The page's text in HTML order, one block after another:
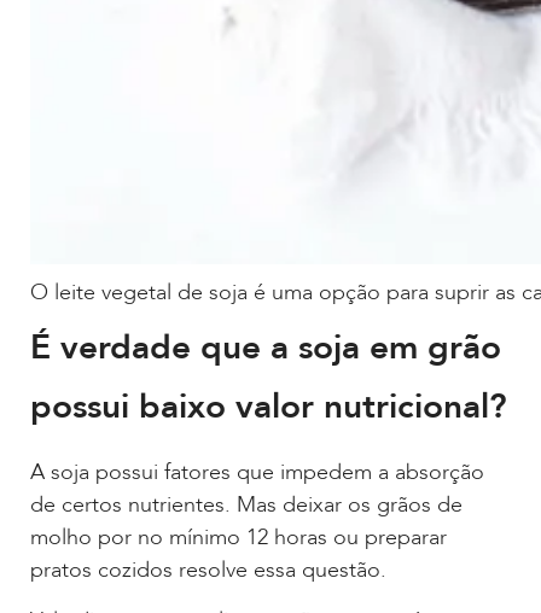
O leite vegetal de soja é uma opção para suprir as
É verdade que a soja em grão
possui baixo valor nutricional?
A soja possui fatores que impedem a absorção
de certos nutrientes. Mas deixar os grãos de
molho por no mínimo 12 horas ou preparar
pratos cozidos resolve essa questão.